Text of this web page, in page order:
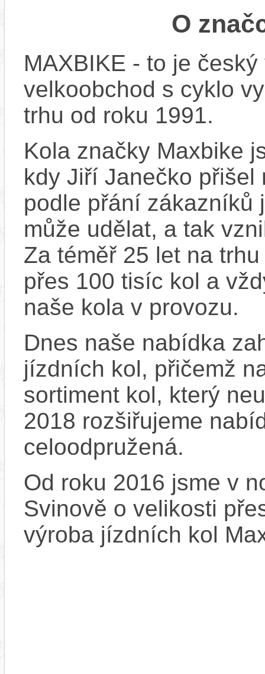
O
MAXBIKE - to je
velkoobchod s cyklo
trhu od roku 1991.
Kola značky Maxbike
kdy Jiří Janečko přišel
podle přání zákazníků
může udělat, a tak
Za téměř 25 let na
přes 100 tisíc kol a
naše kola v provozu.
Dnes naše nabídka
jízdních kol, přičemž
sortiment kol, který
2018 rozšiřujeme
celoodpružená.
Od roku 2016 jsme v
Svinově o velikosti
výroba jízdních kol